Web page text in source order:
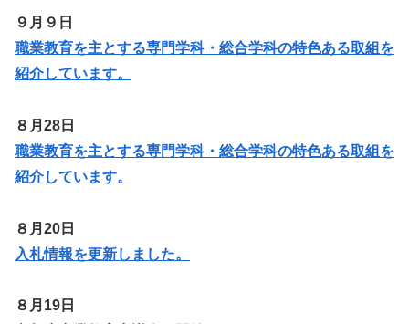
９月９日
職業教育を主とする専門学科・総合学科の特色ある取組を
紹介しています。
８月28日
職業教育を主とする専門学科・総合学科の特色ある取組を
紹介しています。
８月20日
入札情報を更新しました。
８月19日